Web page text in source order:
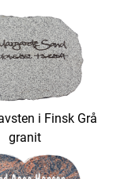
i Finsk Grå
granit